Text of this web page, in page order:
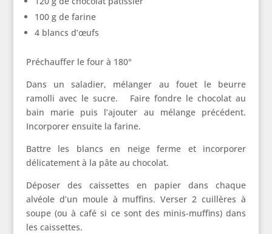
100 g de farine
4 blancs d’œufs
Préchauffer le four à 180°
Dans un saladier, mélanger au fouet le beurre
ramolli avec le sucre. Faire fondre le chocolat au
bain marie puis l’ajouter au mélange précédent.
Incorporer ensuite la farine.
Battre les blancs en neige ferme et incorporer
délicatement à la pâte au chocolat.
Déposer des caissettes en papier dans chaque
alvéole d’un moule à muffins. Verser 2 cuillères à
soupe (ou à café si ce sont des minis-muffins) dans
les caissettes.